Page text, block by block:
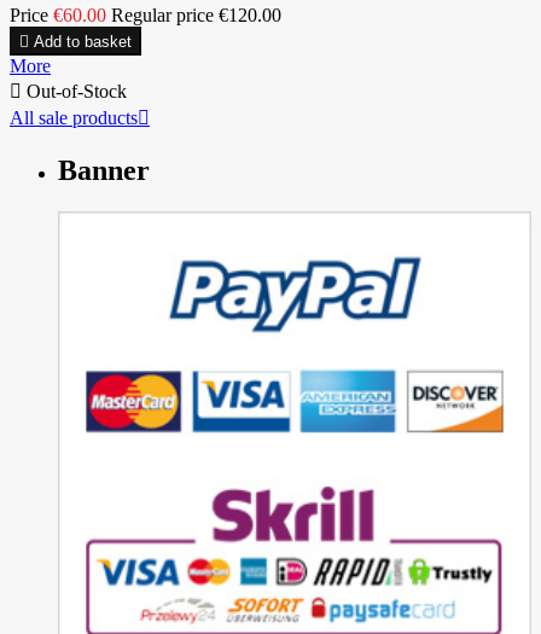
Price €60.00 Regular price €120.00
 Add to basket
More
 Out-of-Stock
All sale products
Banner